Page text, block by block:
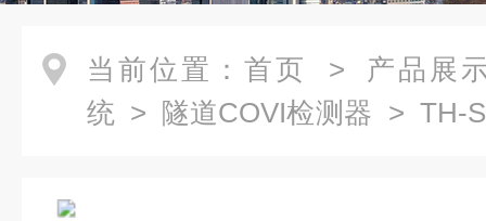
当前位置： 首页 > 产品展
统 > 隧道COVI检测器 > TH-